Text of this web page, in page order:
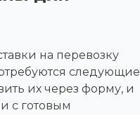
на перевозку
следующие
их через форму, и
с готовым